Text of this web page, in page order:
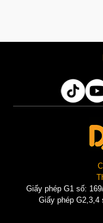
Giấy phép G1 số:
Giấy phép G2,3,4